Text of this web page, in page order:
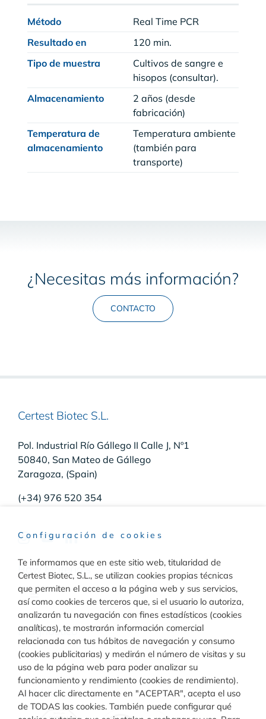
Método
Real Time PCR
Resultado en
120 min.
Tipo de muestra
Cultivos de sangre e
hisopos (consultar).
Almacenamiento
2 años (desde
fabricación)
Temperatura de
almacenamiento
Temperatura ambiente
(también para
transporte)
¿Necesitas más información?
CONTACTO
Certest Biotec S.L.
Pol. Industrial Río Gállego II Calle J, Nº1
50840, San Mateo de Gállego
Zaragoza, (Spain)
(+34) 976 520 354
Raw Materials
Toggle
Navigation
Materiales para inmunodiagnóstico
Materiales para diagnóstico molecular
Diagnóstico
Toggle
Navigation
Rapid Test
Calidad
Configuración de cookies
Te informamos que en este sitio web, titularidad de
Certest Biotec, S.L., se utilizan cookies propias técnicas
que permiten el acceso a la página web y sus servicios,
así como cookies de terceros que, si el usuario lo autoriza,
analizarán tu navegación con fines estadísticos (cookies
analíticas), te mostrarán información comercial
relacionada con tus hábitos de navegación y consumo
(cookies publicitarias) y medirán el número de visitas y su
uso de la página web para poder analizar su
funcionamiento y rendimiento (cookies de rendimiento).
Al hacer clic directamente en "ACEPTAR", acepta el uso
de TODAS las cookies. También puede configurar qué